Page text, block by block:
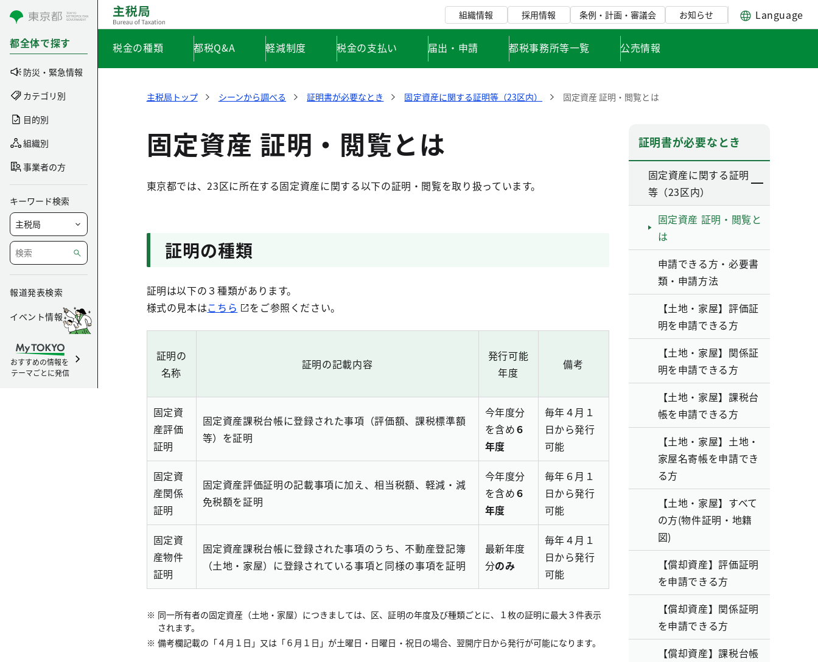
コンテンツにスキップ
都全体で探す
防災・緊急情報
カテゴリ別
目的別
組織別
事業者の方
キーワード検索
報道発表検索
イベント情報
おすすめの情報を
テーマごとに発信
組織情報 採用情報 条例・計画・審議会 お知らせ Language
税金の種類 都税Q&A 軽減制度 税金の支払い 届出・申請 都税事務所等一覧 公売情報
主税局トップ シーンから調べる 証明書が必要なとき 固定資産に関する証明等（23区内） 固定資産 証明・閲覧とは
固定資産 証明・閲覧とは
東京都では、23区に所在する固定資産に関する以下の証明・閲覧を取り扱っています。
証明の種類
証明は以下の３種類があります。
様式の見本はこちら をご参照ください。
証明の
名称
証明の記載内容
発行可能
年度
備考
固定資
産評価
証明
固定資産課税台帳に登録された事項（評価額、課税標準額
等）を証明
今年度分
を含め６
年度
毎年４月１
日から発行
可能
固定資
産関係
証明
固定資産評価証明の記載事項に加え、相当税額、軽減・減
免税額を証明
今年度分
を含め６
年度
毎年６月１
日から発行
可能
固定資
産物件
証明
固定資産課税台帳に登録された事項のうち、不動産登記簿
（土地・家屋）に登録されている事項と同様の事項を証明
最新年度
分のみ
毎年４月１
日から発行
可能
同一所有者の固定資産（土地・家屋）につきましては、区、証明の年度及び種類ごとに、１枚の証明に最大３件表示
されます。
備考欄記載の「４月１日」又は「６月１日」が土曜日・日曜日・祝日の場合、翌開庁日から発行が可能になります。
証明書が必要なとき
固定資産に関する証明
等（23区内）
固定資産 証明・閲覧と
は
申請できる方・必要書
類・申請方法
【土地・家屋】評価証
明を申請できる方
【土地・家屋】関係証
明を申請できる方
【土地・家屋】課税台
帳を申請できる方
【土地・家屋】土地・
家屋名寄帳を申請でき
る方
【土地・家屋】すべて
の方(物件証明・地籍
図)
【償却資産】評価証明
を申請できる方
【償却資産】関係証明
を申請できる方
【償却資産】課税台帳